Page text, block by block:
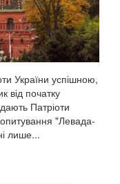
України успішною,
від початку
Патріоти
"Левада-
лише...